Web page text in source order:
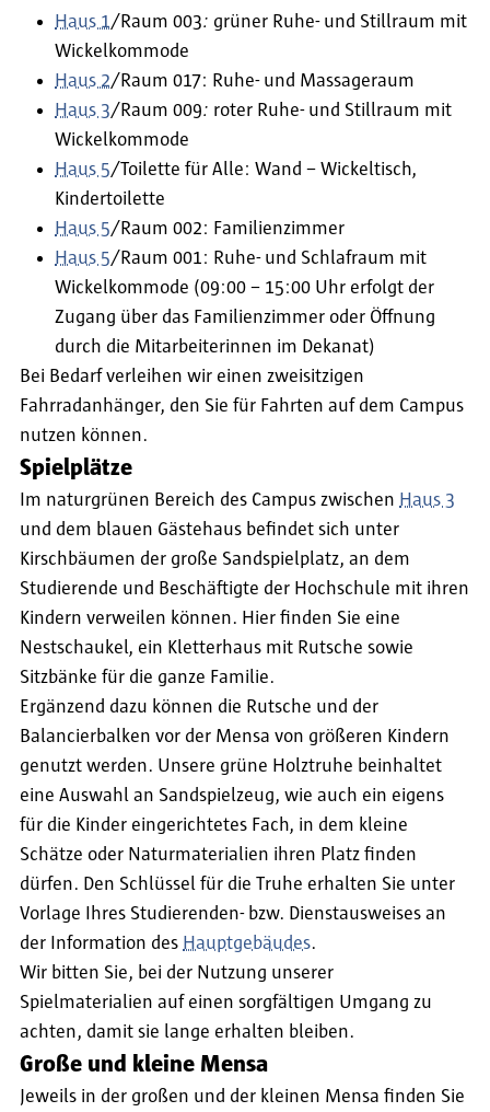
Haus 1/Raum 003: grüner Ruhe- und Stillraum mit
Wickelkommode
Haus 2/Raum 017: Ruhe- und Massageraum
Haus 3/Raum 009: roter Ruhe- und Stillraum mit
Wickelkommode
Haus 5/Toilette für Alle: Wand – Wickeltisch,
Kindertoilette
Haus 5/Raum 002: Familienzimmer
Haus 5/Raum 001: Ruhe- und Schlafraum mit
Wickelkommode (09:00 – 15:00 Uhr erfolgt der
Zugang über das Familienzimmer oder Öffnung
durch die Mitarbeiterinnen im Dekanat)
Bei Bedarf verleihen wir einen zweisitzigen
Fahrradanhänger, den Sie für Fahrten auf dem Campus
nutzen können.
Spielplätze
Im naturgrünen Bereich des Campus zwischen Haus 3
und dem blauen Gästehaus befindet sich unter
Kirschbäumen der große Sandspielplatz, an dem
Studierende und Beschäftigte der Hochschule mit ihren
Kindern verweilen können. Hier finden Sie eine
Nestschaukel, ein Kletterhaus mit Rutsche sowie
Sitzbänke für die ganze Familie.
Ergänzend dazu können die Rutsche und der
Balancierbalken vor der Mensa von größeren Kindern
genutzt werden. Unsere grüne Holztruhe beinhaltet
eine Auswahl an Sandspielzeug, wie auch ein eigens
für die Kinder eingerichtetes Fach, in dem kleine
Schätze oder Naturmaterialien ihren Platz finden
dürfen. Den Schlüssel für die Truhe erhalten Sie unter
Vorlage Ihres Studierenden- bzw. Dienstausweises an
der Information des Hauptgebäudes.
Wir bitten Sie, bei der Nutzung unserer
Spielmaterialien auf einen sorgfältigen Umgang zu
achten, damit sie lange erhalten bleiben.
Große und kleine Mensa
Jeweils in der großen und der kleinen Mensa finden Sie